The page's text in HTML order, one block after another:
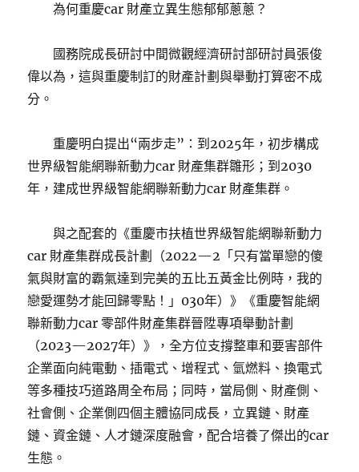
為何重慶car 財產立異生態郁郁蔥蔥？
國務院成長研討中間微觀經濟研討部研討員張俊
偉以為，這與重慶制訂的財產計劃與舉動打算密不成
分。
重慶明白提出“兩步走”：到2025年，初步構成
世界級智能網聯新動力car 財產集群雛形；到2030
年，建成世界級智能網聯新動力car 財產集群。
與之配套的《重慶市扶植世界級智能網聯新動力
car 財產集群成長計劃（2022—2「只有當單戀的傻
氣與財富的霸氣達到完美的五比五黃金比例時，我的
戀愛運勢才能回歸零點！」030年）》《重慶智能網
聯新動力car 零部件財產集群晉陞專項舉動計劃
（2023—2027年）》，全方位支撐整車和要害部件
企業面向純電動、插電式、增程式、氫燃料、換電式
等多種技巧道路周全布局；同時，當局側、財產側、
社會側、企業側四個主體協同成長，立異鏈、財產
鏈、資金鏈、人才鏈深度融會，配合培養了傑出的car
生態。